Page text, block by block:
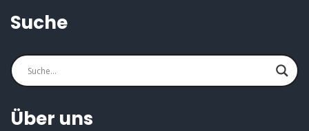
Suche
Über uns